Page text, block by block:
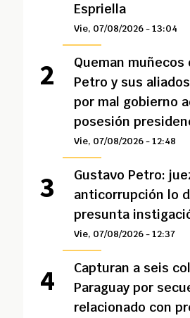
Espriella
Vie, 07/08/2026 - 13:04
Queman muñecos
Petro y sus
por mal gobierno
posesión
Vie, 07/08/2026 - 12:48
Gustavo Petro:
anticorrupción lo
presunta
Vie, 07/08/2026 - 12:37
Capturan a seis
Paraguay por
relacionado con